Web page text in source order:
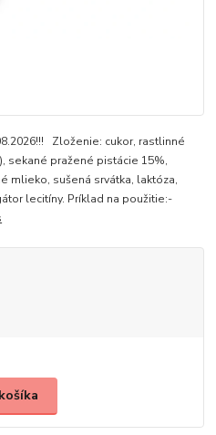
Zloženie: cukor, rastlinné
sekané pražené pistácie 15%,
mlieko, sušená srvátka, laktóza,
lecitíny. Príklad na použitie:-